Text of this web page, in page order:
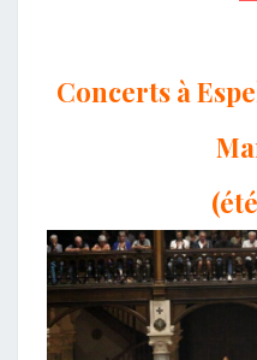
Concerts à